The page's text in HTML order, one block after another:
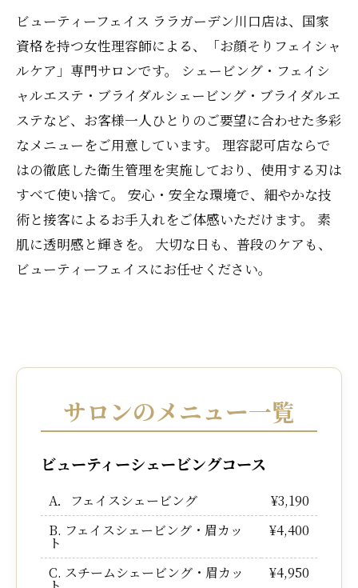
ビューティーフェイス ララガーデン川口店は、国家
資格を持つ女性理容師による、「お顔そりフェイシャ
ルケア」専門サロンです。 シェービング・フェイシ
ャルエステ・ブライダルシェービング・ブライダルエ
ステなど、お客様一人ひとりのご要望に合わせた多彩
なメニューをご用意しています。 理容認可店ならで
はの徹底した衛生管理を実施しており、使用する刃は
すべて使い捨て。 安心・安全な環境で、細やかな技
術と接客によるお手入れをご体感いただけます。 素
肌に透明感と輝きを――。 大切な日も、普段のケアも、
ビューティーフェイスにお任せください。
サロンのメニュー一覧
ビューティーシェービングコース
A．フェイスシェービング
¥3,190
B. フェイスシェービング・眉カッ
ト
¥4,400
C. スチームシェービング・眉カッ ¥4,950